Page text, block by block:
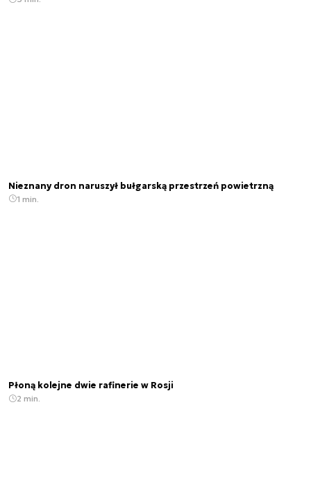
Nieznany dron naruszył bułgarską przestrzeń powietrzną
1 min.
Płoną kolejne dwie rafinerie w Rosji
2 min.